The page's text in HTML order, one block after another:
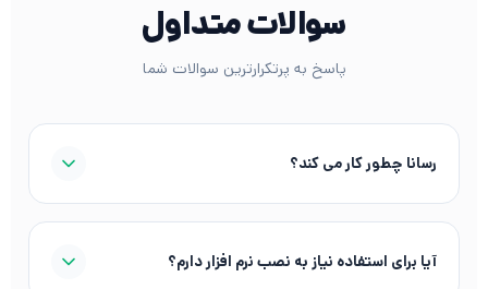
سوالات متداول
پاسخ به پرتکرارترین سوالات شما
رسانا چطور کار می کند؟
آیا برای استفاده نیاز به نصب نرم افزار دارم؟